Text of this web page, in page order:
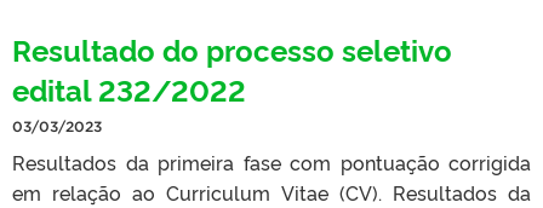
Resultado do processo seletivo
edital 232/2022
03/03/2023
Resultados da primeira fase com pontuação corrigida
em relação ao Curriculum Vitae (CV). Resultados da